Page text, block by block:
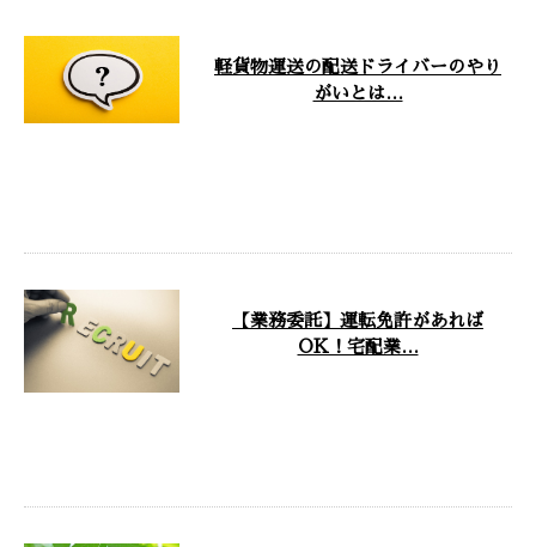
軽貨物運送の配送ドライバーのやり
がいとは…
【業務委託】運転免許があれば
OK！宅配業…